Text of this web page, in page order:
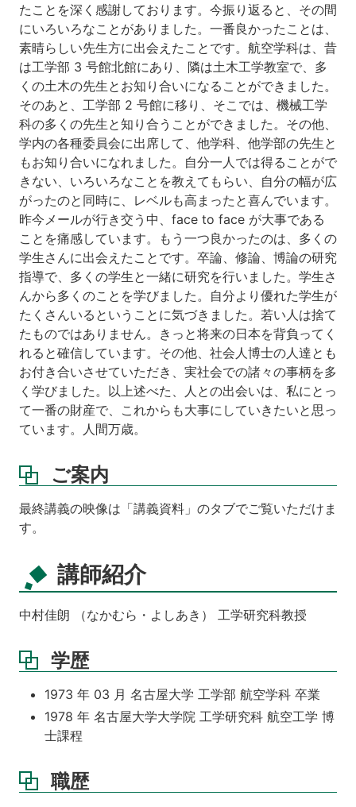
たことを深く感謝しております。今振り返ると、その間
にいろいろなことがありました。一番良かったことは、
素晴らしい先生方に出会えたことです。航空学科は、昔
は工学部 3 号館北館にあり、隣は土木工学教室で、多
くの土木の先生とお知り合いになることができました。
そのあと、工学部 2 号館に移り、そこでは、機械工学
科の多くの先生と知り合うことができました。その他、
学内の各種委員会に出席して、他学科、他学部の先生と
もお知り合いになれました。自分一人では得ることがで
きない、いろいろなことを教えてもらい、自分の幅が広
がったのと同時に、レベルも高まったと喜んでいます。
昨今メールが行き交う中、face to face が大事である
ことを痛感しています。もう一つ良かったのは、多くの
学生さんに出会えたことです。卒論、修論、博論の研究
指導で、多くの学生と一緒に研究を行いました。学生さ
んから多くのことを学びました。自分より優れた学生が
たくさんいるということに気づきました。若い人は捨て
たものではありません。きっと将来の日本を背負ってく
れると確信しています。その他、社会人博士の人達とも
お付き合いさせていただき、実社会での諸々の事柄を多
く学びました。以上述べた、人との出会いは、私にとっ
て一番の財産で、これからも大事にしていきたいと思っ
ています。人間万歳。
ご案内
最終講義の映像は「講義資料」のタブでご覧いただけま
す。
講師紹介
中村佳朗 （なかむら・よしあき） 工学研究科教授
学歴
1973 年 03 月 名古屋大学 工学部 航空学科 卒業
1978 年 名古屋大学大学院 工学研究科 航空工学 博
士課程
職歴